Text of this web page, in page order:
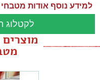
למידע נוסף אודות
לקטלוג